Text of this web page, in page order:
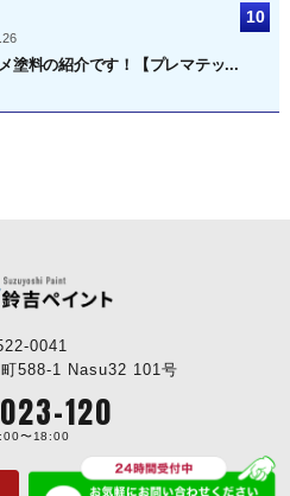
塗料の紹介です！【プレマテッ...
0041
588-1 Nasu32 101号
120
〜18:00